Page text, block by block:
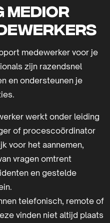
medior
medewerker voor je
zijn razendsnel
en ondersteunen je
werkt onder leiding
of procescoördinator
voor het aannemen,
vragen omtrent
en gestelde
telefonisch, remote of
vinden niet altijd plaats